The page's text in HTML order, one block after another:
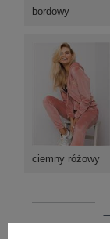
bordowy
ciemny różowy